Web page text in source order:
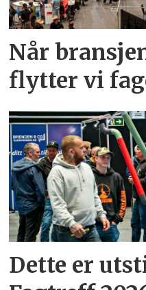
Når
flytter vi
Dette er